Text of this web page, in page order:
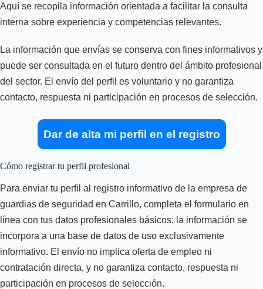
Aquí se recopila información orientada a facilitar la consulta
interna sobre experiencia y competencias relevantes.
La información que envías se conserva con fines informativos y
puede ser consultada en el futuro dentro del ámbito profesional
del sector. El envío del perfil es voluntario y no garantiza
contacto, respuesta ni participación en procesos de selección.
Dar de alta mi perfil en el registro
Cómo registrar tu perfil profesional
Para enviar tu perfil al registro informativo de la empresa de
guardias de seguridad en Carrillo, completa el formulario en
línea con tus datos profesionales básicos; la información se
incorpora a una base de datos de uso exclusivamente
informativo. El envío no implica oferta de empleo ni
contratación directa, y no garantiza contacto, respuesta ni
participación en procesos de selección.